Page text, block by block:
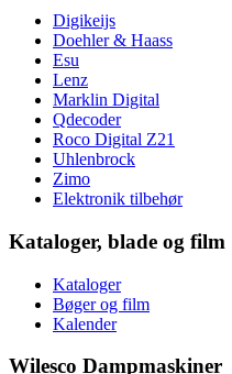
Digikeijs
Doehler & Haass
Esu
Lenz
Marklin Digital
Qdecoder
Roco Digital Z21
Uhlenbrock
Zimo
Elektronik tilbehør
Kataloger, blade og film
Kataloger
Bøger og film
Kalender
Wilesco Dampmaskiner